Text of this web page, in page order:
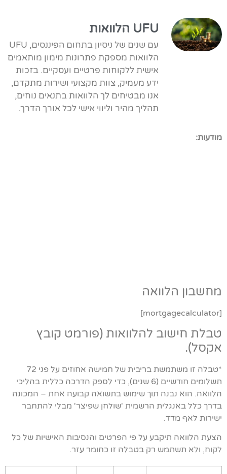
UFU הלוואות
עם שנים של ניסיון בתחום הפיננסים, UFU
הלוואות מספקת פתרונות מימון מותאמים
אישית ללקוחות פרטיים ועסקיים. בזכות
ידע מעמיק, צוות מקצועי ושירות מתקדם,
אנו מבטיחים לך הלוואות בתנאים נוחים,
תהליך מהיר וליווי אישי לכל אורך הדרך.
מודעות:
מחשבון הלוואה
[mortgagecalculator]
טבלת חישוב להלוואות (פורמט קובץ
אקסל).
*טבלה זו משתמשת בריבית של חמישה אחוזים על פני 72
תשלומים חודשיים (6 שנים), כדי לספק הדרכה כללית בהליכי
הלוואה. הוא נבנה תוך שימוש בתשואה קבועה אחת – המכונה
בדרך כלל באנגלית הרשמית 'שולחן שפיצר' מבלי להתחבר
ישירות לאף מדד.
הצעת הלוואה תיקבע על פי הפרטים והנסיבות האישיות של כל
לקוח, ולא תשתמש רק בטבלה זו כחומר עזר.